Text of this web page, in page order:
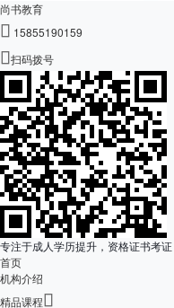
尚书教育
 15855190159
扫码拨号
专注于成人学历提升，资格证书考证
首页
机构介绍
精品课程